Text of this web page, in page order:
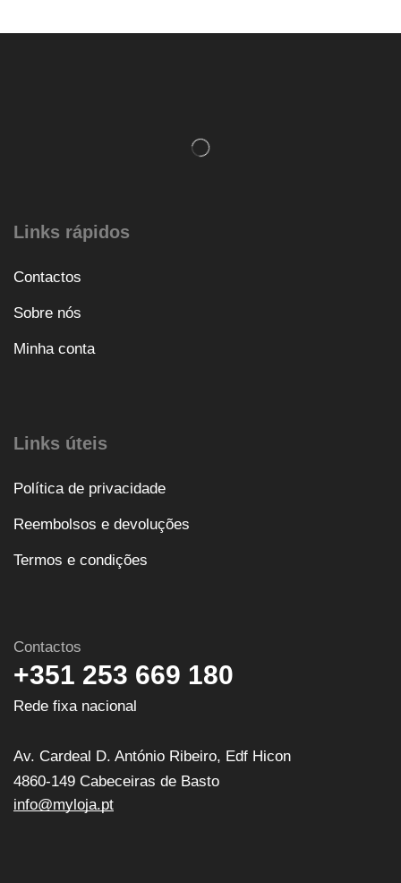
Links rápidos
Contactos
Sobre nós
Minha conta
Links úteis
Política de privacidade
Reembolsos e devoluções
Termos e condições
Contactos
+351 253 669 180
Rede fixa nacional
Av. Cardeal D. António Ribeiro, Edf Hicon
4860-149 Cabeceiras de Basto
info@myloja.pt